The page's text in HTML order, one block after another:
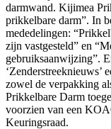
darmwand. Kijimea
prikkelbare darm”. In
mededelingen:
zijn vastgesteld” en
gebruiksaanwijzing”.
‘Zenderstreeknieuws’
zowel de verpakking
Prikkelbare Darm
voorzien van een
Keuringsraad.